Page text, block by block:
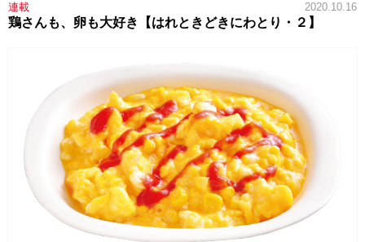
連載 2020.10.16
鶏さんも、卵も大好き【はれときどきにわとり・２】